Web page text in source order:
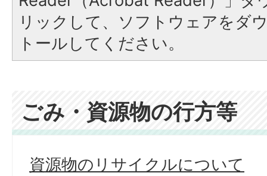
リックして、ソフトウェアをダ
トールしてください。
ごみ・資源物の行方等
資源物のリサイクルについて